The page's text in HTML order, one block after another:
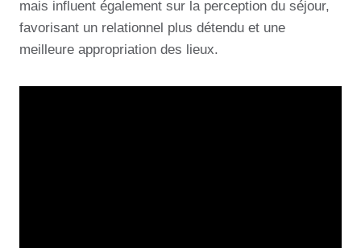
mais influent également sur la perception du séjour,
favorisant un relationnel plus détendu et une
meilleure appropriation des lieux.